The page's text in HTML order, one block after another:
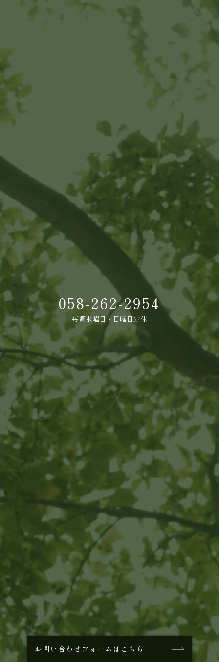
058-262-2954
毎週水曜日・日曜日定休
お問い合わせフォームはこちら